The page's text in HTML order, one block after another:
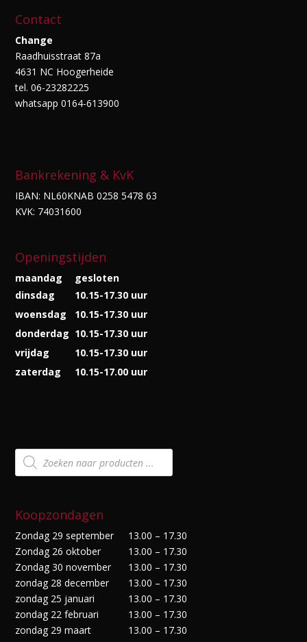
Contact
Change
Raadhuisstraat 87a
4631 NC Hoogerheide
tel. 06-23282225
whatsapp 0164-613900
Bankrekening & KvK
IBAN: NL60KNAB 0258 5478 63
KVK: 74031600
Openingstijden
maandag
gesloten
dinsdag
10.15-17.30 uur
woensdag
10.15-17.30 uur
donderdag 10.15-17.30 uur
vrijdag
10.15-17.30 uur
zaterdag
10.15-17.00 uur
Producten
zoeken
Koopzondagen
Zondag 29 september
13.00 – 17.30
Zondag 26 oktober
13.00 – 17.30
Zondag 30 november
13.00 – 17.30
zondag 28 december
13.00 – 17.30
zondag 25 januari
13.00 – 17.30
zondag 22 februari
13.00 – 17.30
zondag 29 maart
13.00 – 17.30